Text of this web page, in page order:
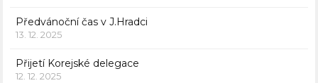
Předvánoční čas v J.Hradci
13. 12. 2025
Přijetí Korejské delegace
12. 12. 2025